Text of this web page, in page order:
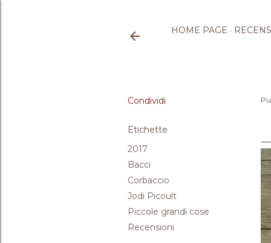
HOME PAGE
Condividi
Etichette
2017
Bacci
Corbaccio
Jodi Picoult
Piccole grandi cose
Recensioni